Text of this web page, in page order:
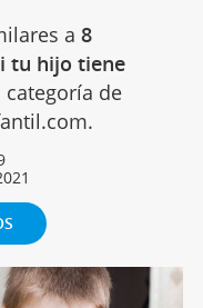
a 8
tu hijo tiene
categoría de